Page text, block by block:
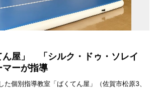
ん屋」 「シルク・ドゥ・ソレイ
ーが指導
た個別指導教室「ばくてん屋」（佐賀市松原3、